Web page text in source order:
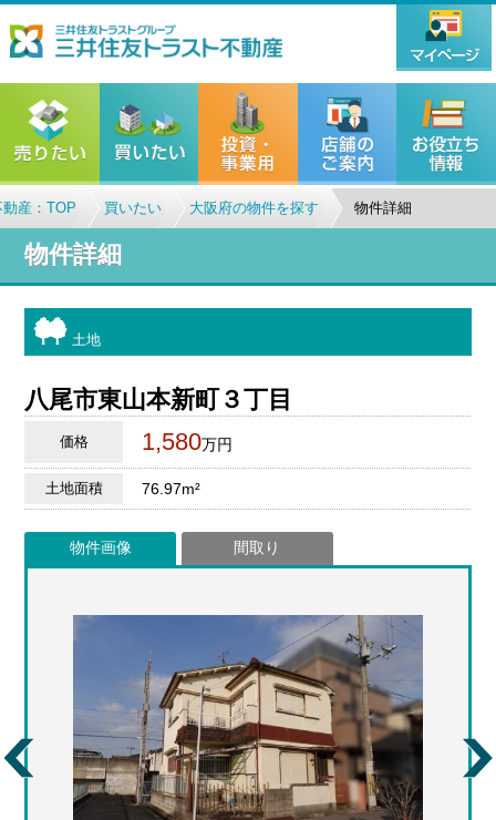
産：TOP 買いたい 大阪府の物件を探す 物件詳細
物件詳細
土地
八尾市東山本新町３丁目
価格 1,580万円
土地面積 76.97m²
物件画像 間取り